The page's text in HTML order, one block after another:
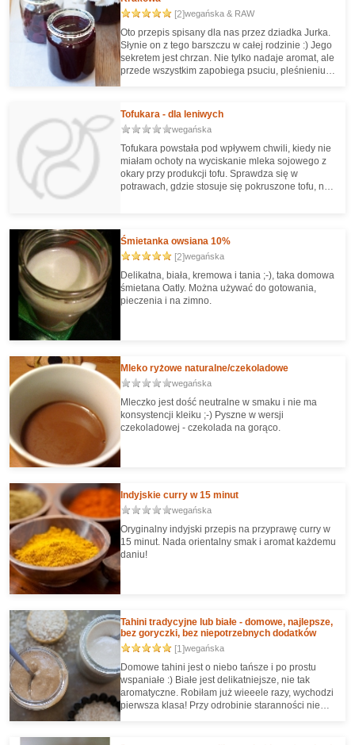
wysycha tak szybko, jak zwykły lukier. Można nim
wykonać niezłe cacka :D
[2]wegańska & RAW
Oto przepis spisany dla nas przez dziadka Jurka.
Słynie on z tego barszczu w całej rodzinie :) Jego
sekretem jest chrzan. Nie tylko nadaje aromat, ale
przede wszystkim zapobiega psuciu, pleśnieniu.
dodajemy, bo dostanie teraz prawdziwego,
żytniego chleba na zakwasie, bez dodatku
drożdży itp., graniczy z cudem. Na szczęście
chleb nie jest konieczny.
Tofukara - dla leniwych
wegańska
Tofukara powstała pod wpływem chwili, kiedy nie
miałam ochoty na wyciskanie mleka sojowego z
okary przy produkcji tofu. Sprawdza się w
potrawach, gdzie stosuje się pokruszone tofu, na
Śmietanka owsiana 10%
[2]wegańska
Delikatna, biała, kremowa i tania ;-), taka domowa
śmietana Oatly. Można używać do gotowania,
pieczenia i na zimno.
Mleko ryżowe naturalne/czekoladowe
wegańska
Mleczko jest dość neutralne w smaku i nie ma
konsystencji kleiku ;-) Pyszne w wersji
czekoladowej - czekolada na gorąco.
Indyjskie curry w 15 minut
wegańska
Oryginalny indyjski przepis na przyprawę curry w
15 minut. Nada orientalny smak i aromat każdemu
daniu!
Tahini tradycyjne lub białe - domowe, najlepsze,
bez goryczki, bez niepotrzebnych dodatków
[1]wegańska
Domowe tahini jest o niebo tańsze i po prostu
wspaniałe :) Białe jest delikatniejsze, nie tak
aromatyczne. Robiłam już wieeele razy, wychodzi
pierwsza klasa! Przy odrobinie staranności nie